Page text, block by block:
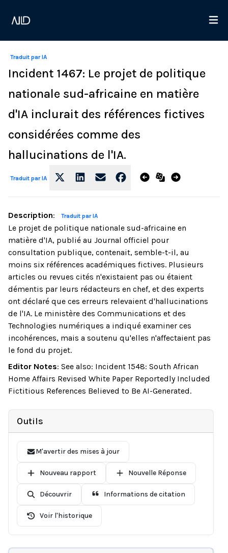
Traduit par IA
Incident 1467: Le projet de politique
nationale sud-africaine en matière
d'IA inclurait des références fictives
considérées comme des
hallucinations de l'IA.
Traduit par IA
Description: Traduit par IA
Le projet de politique nationale sud-africaine en
matière d'IA, publié au Journal officiel pour
consultation publique, contenait, semble-t-il, au
moins six références académiques fictives. Plusieurs
articles ou revues cités n'existaient pas ou étaient
démentis par leurs rédacteurs en chef, et des experts
ont déclaré que ces erreurs relevaient d'hallucinations
de l'IA. Le ministère des Communications et des
Technologies numériques a indiqué examiner ces
incohérences, mais a soutenu qu'elles n'affectaient pas
le fond du projet.
Editor Notes: See also: Incident 1548: South African
Home Affairs Revised White Paper Reportedly Included
Fictitious References Believed to Be AI-Generated.
Outils
M'avertir des mises à jour
Nouveau rapport Nouvelle Réponse
Découvrir Informations de citation
Voir l'historique